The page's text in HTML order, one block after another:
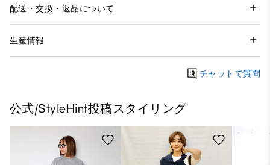
配送・交換・返品について
生産情報
チャットで質問
公式/StyleHint投稿スタイリング